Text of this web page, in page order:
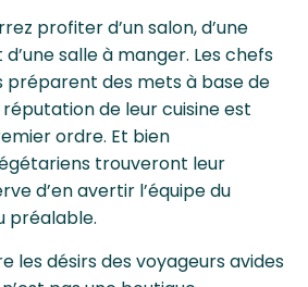
profiter d’un salon, d’une
d’une salle à manger. Les chefs
préparent des mets à base de
de leur cuisine est
ordre. Et bien
trouveront leur
d’en avertir l’équipe du
préalable.
les désirs des voyageurs avides